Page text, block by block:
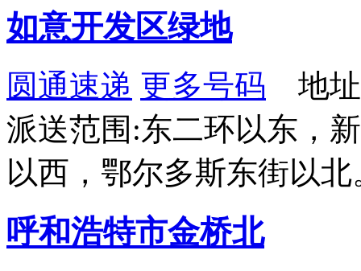
如意开发区绿地
圆通速递 更多号码 地址
派送范围:东二环以东，
以西，鄂尔多斯东街以
呼和浩特市金桥北